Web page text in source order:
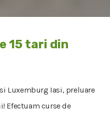
15 tari din
si Luxemburg Iasi, preluare
Efectuam curse de